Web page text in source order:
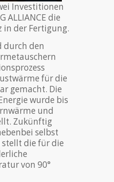
Investitionen
ALLIANCE die
in der Fertigung.
durch den
für die
gemacht. Die
wurde bis
und
Zukünftig
selbst
die für die
von 90°